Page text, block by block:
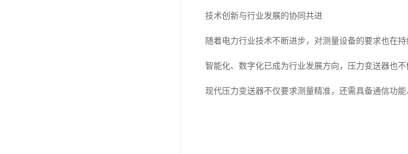
技术创新与行业发展的协同共进
随着电力行业技术不断进步，对测量设备的要求也在持
智能化、数字化已成为行业发展方向，压力变送器也不
现代压力变送器不仅要求测量精准，还需具备通信功